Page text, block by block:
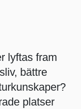
lyftas fram
bättre
platser